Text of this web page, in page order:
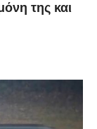
της και